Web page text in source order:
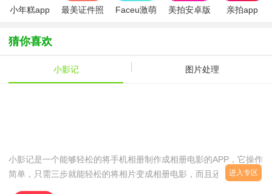
小年糕app
最美证件照
Faceu激萌
美拍安卓版 亲拍app
猜你喜欢
小影记 图片处理
小影记是一个能够轻松的将手机相册制作成相册电影的APP，它操作
简单，只需三步就能轻松的将相片变成相册电影，而且还提供多种电
影主题让你选择，让你玩转你的手机相册。
进入专区